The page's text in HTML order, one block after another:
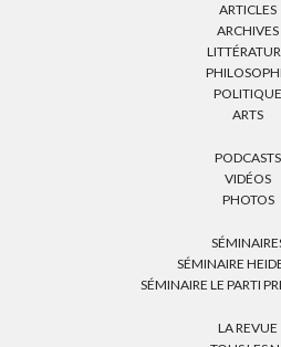
ARTICLES
ARCHIVES
POLITIQUE
ARTS
PODCASTS
VIDÉOS
PHOTOS
SÉMINAIRE
SÉMINAIRE LE PARTI
LA REVUE